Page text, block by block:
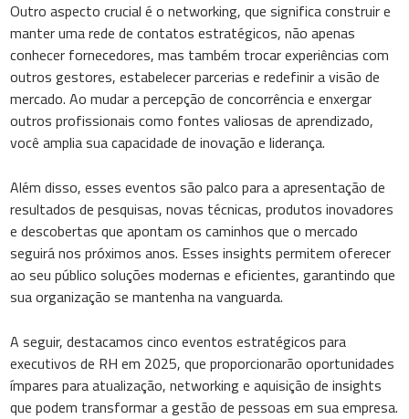
Outro aspecto crucial é o networking, que significa construir e
manter uma rede de contatos estratégicos, não apenas
conhecer fornecedores, mas também trocar experiências com
outros gestores, estabelecer parcerias e redefinir a visão de
mercado. Ao mudar a percepção de concorrência e enxergar
outros profissionais como fontes valiosas de aprendizado,
você amplia sua capacidade de inovação e liderança.
Além disso, esses eventos são palco para a apresentação de
resultados de pesquisas, novas técnicas, produtos inovadores
e descobertas que apontam os caminhos que o mercado
seguirá nos próximos anos. Esses insights permitem oferecer
ao seu público soluções modernas e eficientes, garantindo que
sua organização se mantenha na vanguarda.
A seguir, destacamos cinco eventos estratégicos para
executivos de RH em 2025, que proporcionarão oportunidades
ímpares para atualização, networking e aquisição de insights
que podem transformar a gestão de pessoas em sua empresa.